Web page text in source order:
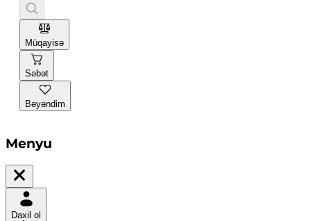
Müqayisə
Səbət
Bəyəndim
Menyu
Daxil ol